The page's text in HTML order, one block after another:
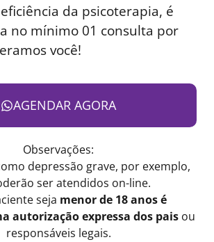
da psicoterapia, é
no mínimo 01 consulta por
você!
AGENDAR AGORA
Observações:
depressão grave, por exemplo,
ser atendidos on-line.
seja menor de 18 anos é
autorização expressa dos paisou
responsáveis legais.